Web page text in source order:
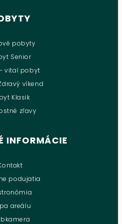
pobyty
Senior
vital pobyt
víkend
Klasik
zľavy
INFORMÁCIE
podujatia
areálu